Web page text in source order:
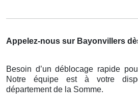
Appelez-nous sur Bayonvillers
Besoin d’un déblocage rapide
Notre équipe est à votre
département de la Somme.